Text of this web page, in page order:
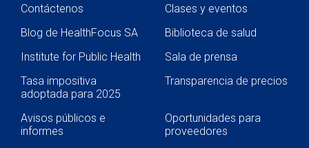
Contáctenos
Clases y eventos
Blog de HealthFocus SA
Biblioteca de salud
Institute for Public Health
Sala de prensa
Tasa impositiva
adoptada para 2025
Transparencia de precios
Avisos públicos e
informes
Oportunidades para
proveedores